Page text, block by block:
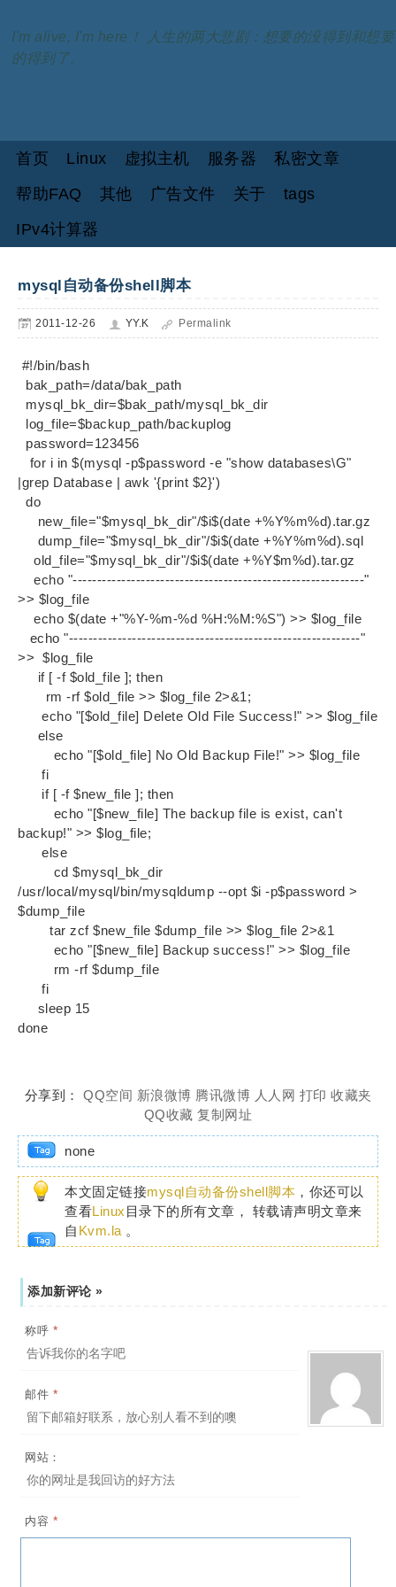
I'm alive, I'm here！ 人生的两大悲剧：想要的没得到和想要
的得到了。
首页 Linux 虚拟主机 服务器
私密文章
帮助FAQ
其他 广告文件 关于
tags
IPv4计算器
mysql自动备份shell脚本
2011-12-26 YY.K Permalink
#!/bin/bash
bak_path=/data/bak_path
mysql_bk_dir=$bak_path/mysql_bk_dir
log_file=$backup_path/backuplog
password=123456
for i in $(mysql -p$password -e "show databases\G"
|grep Database | awk '{print $2}')
do
new_file="$mysql_bk_dir"/$i$(date +%Y%m%d).tar.gz
dump_file="$mysql_bk_dir"/$i$(date +%Y%m%d).sql
old_file="$mysql_bk_dir"/$i$(date +%Y$m%d).tar.gz
echo "------------------------------------------------------------"
>> $log_file
echo $(date +"%Y-%m-%d %H:%M:%S") >> $log_file
echo "------------------------------------------------------------"
>> $log_file
if [ -f $old_file ]; then
rm -rf $old_file >> $log_file 2>&1;
echo "[$old_file] Delete Old File Success!" >> $log_file
else
echo "[$old_file] No Old Backup File!" >> $log_file
fi
if [ -f $new_file ]; then
echo "[$new_file] The backup file is exist, can't
backup!" >> $log_file;
else
cd $mysql_bk_dir
/usr/local/mysql/bin/mysqldump --opt $i -p$password >
$dump_file
tar zcf $new_file $dump_file >> $log_file 2>&1
echo "[$new_file] Backup success!" >> $log_file
rm -rf $dump_file
fi
sleep 15
done
分享到： QQ空间 新浪微博 腾讯微博 人人网 打印 收藏夹
QQ收藏 复制网址
none
本文固定链接mysql自动备份shell脚本 ，你还可以
查看Linux 目录下的所有文章， 转载请声明文章来
自 Kvm.la 。
添加新评论 »
称呼 *
邮件 *
网站：
内容 *